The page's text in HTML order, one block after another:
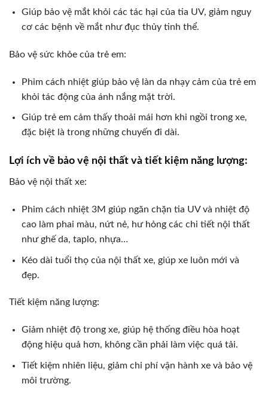
Giúp bảo vệ mắt khỏi các tác hại của tia UV, giảm nguy
cơ các bệnh về mắt như đục thủy tinh thể.
Bảo vệ sức khỏe của trẻ em:
Phim cách nhiệt giúp bảo vệ làn da nhạy cảm của trẻ em
khỏi tác động của ánh nắng mặt trời.
Giúp trẻ em cảm thấy thoải mái hơn khi ngồi trong xe,
đặc biệt là trong những chuyến đi dài.
Lợi ích về bảo vệ nội thất và tiết kiệm năng lượng:
Bảo vệ nội thất xe:
Phim cách nhiệt 3M giúp ngăn chặn tia UV và nhiệt độ
cao làm phai màu, nứt nẻ, hư hỏng các chi tiết nội thất
như ghế da, taplo, nhựa…
Kéo dài tuổi thọ của nội thất xe, giúp xe luôn mới và
đẹp.
Tiết kiệm năng lượng:
Giảm nhiệt độ trong xe, giúp hệ thống điều hòa hoạt
động hiệu quả hơn, không cần phải làm việc quá tải.
Tiết kiệm nhiên liệu, giảm chi phí vận hành xe và bảo vệ
môi trường.